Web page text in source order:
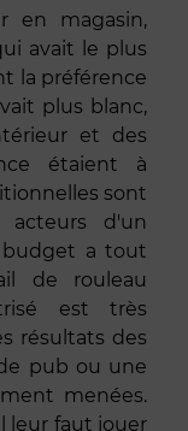
en magasin,
avait le plus
la préférence
plus blanc,
et des
étaient à
sont
d'un
a tout
de rouleau
est très
résultats des
pub ou une
menées.
leur faut jouer